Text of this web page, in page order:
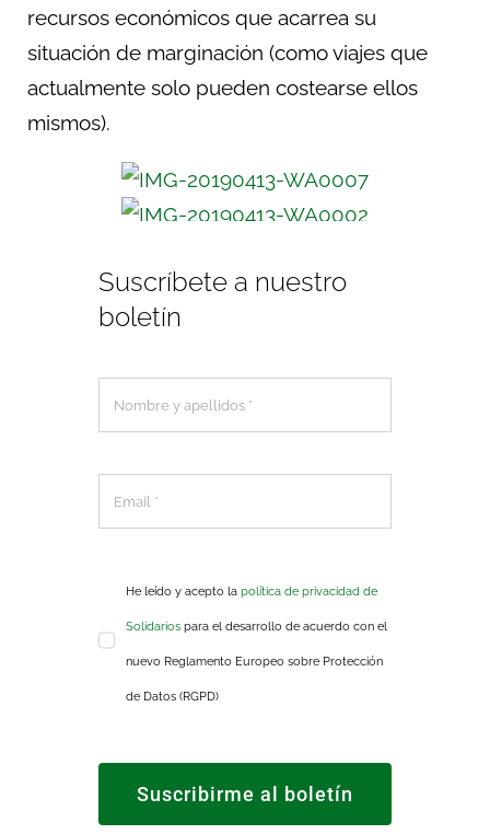
recursos económicos que acarrea su
situación de marginación (como viajes que
actualmente solo pueden costearse ellos
mismos).
Suscríbete a nuestro
boletín
He leído y acepto lapolítica de privacidad de
Solidarios para el desarrollo de acuerdo con el
nuevo Reglamento Europeo sobre Protección
de Datos (RGPD)
Suscribirme al boletín